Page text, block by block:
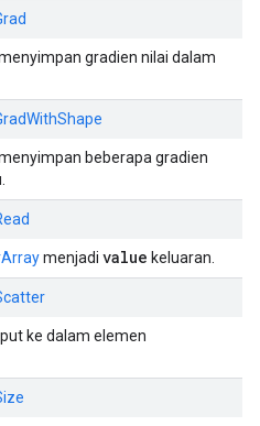
gradien nilai dalam
beberapa gradien
menjadi value keluaran.
ke dalam elemen